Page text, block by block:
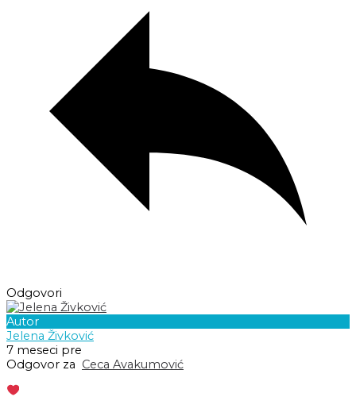
Odgovori
Autor
Jelena Živković
7 meseci pre
Odgovor za Ceca Avakumović